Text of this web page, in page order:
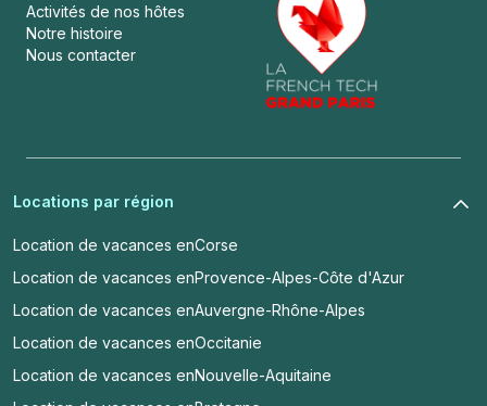
Activités de nos hôtes
Notre histoire
Nous contacter
Locations par région
Location de vacances enCorse
Location de vacances enProvence-Alpes-Côte d'Azur
Location de vacances enAuvergne-Rhône-Alpes
Location de vacances enOccitanie
Location de vacances enNouvelle-Aquitaine